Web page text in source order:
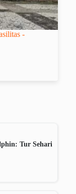
-
Tur Sehari